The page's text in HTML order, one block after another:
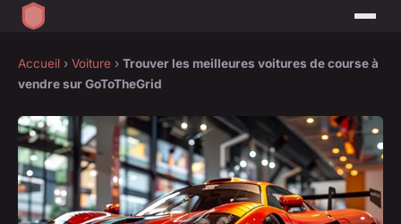
Accueil › Voiture › Trouver les meilleures voitures de course à
vendre sur GoToTheGrid